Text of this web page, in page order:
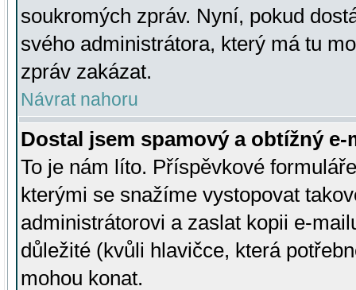
soukromých zpráv. Nyní, pokud
svého administrátora, který má tu
zpráv zakázat.
Návrat nahoru
Dostal jsem spamový a obtížný
To je nám líto. Příspěvkové
kterými se snažíme vystopovat
administrátorovi a zaslat kopii e-
důležité (kvůli hlavičce, která
mohou konat.